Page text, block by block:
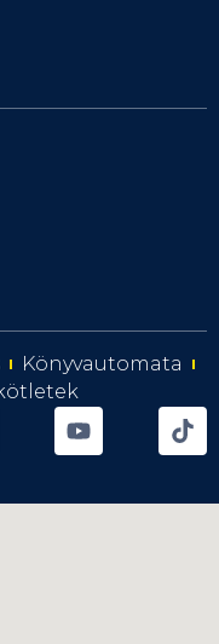
Könyvautomata